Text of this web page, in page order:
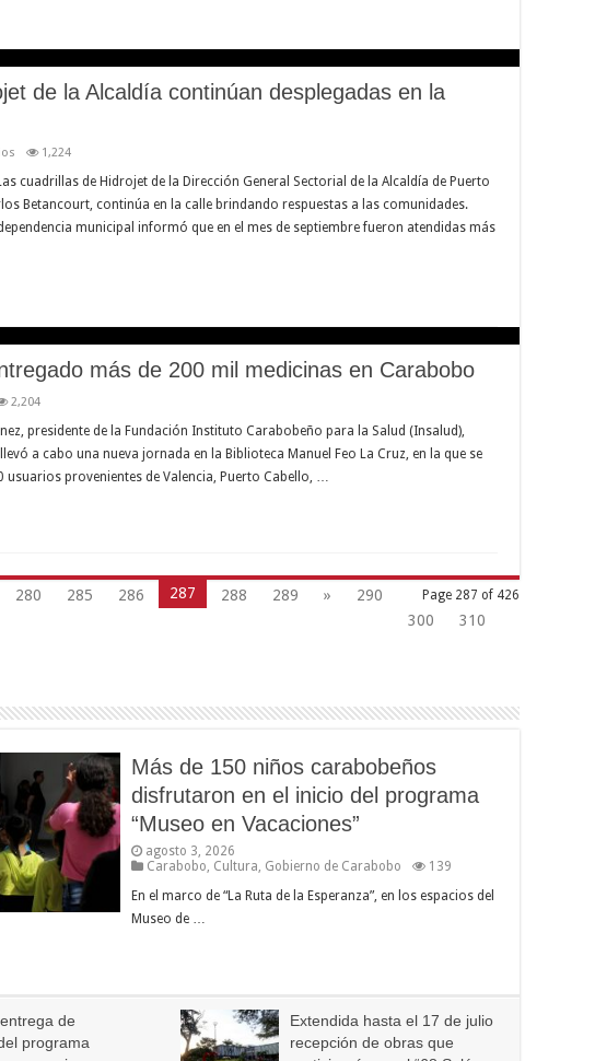
de la Alcaldía continúan desplegadas en la
1,224
cuadrillas de Hidrojet de la Dirección General Sectorial de la Alcaldía de Puerto
Betancourt, continúa en la calle brindando respuestas a las comunidades.
municipal informó que en el mes de septiembre fueron atendidas más
más de 200 mil medicinas en Carabobo
2,204
presidente de la Fundación Instituto Carabobeño para la Salud (Insalud),
a cabo una nueva jornada en la Biblioteca Manuel Feo La Cruz, en la que se
provenientes de Valencia, Puerto Cabello, …
Page 287 of 426
280 285 286 287 288 289 »
290
300
310
Más de 150 niños carabobeños
disfrutaron en el inicio del programa
“Museo en Vacaciones”
agosto 3, 2026
Carabobo Cultura Gobierno de Carabobo
139
En el marco de “La Ruta de la Esperanza”, en los espacios del
Museo de …
de
programa
Extendida hasta el 17 de julio
recepción de obras que